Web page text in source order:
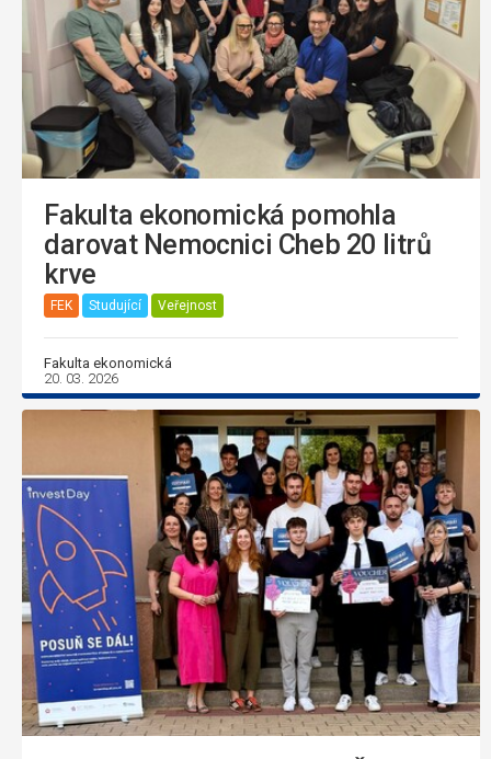
Fakulta ekonomická pomohla
darovat Nemocnici Cheb 20 litrů
krve
FEK Studující Veřejnost
Fakulta ekonomická
20. 03. 2026